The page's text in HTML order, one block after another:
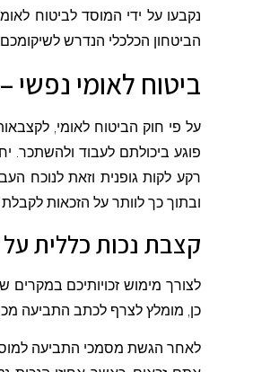
נקבעו על ידי המוסד לביטוח
הביטחון הכלכלי הנדרש לשיקומכם
ביטוח לאומי נפשי
על פי חוק הביטוח לאומי,
פוגע ביכולתם לעבוד ולהשתכר.
רקע לקות גופנית וזאת לנוכח
ובתוך כך לוותר על הזכאות
קצבת נכות כללית
לצורך מימוש זכויותיכם
כן, מומלץ לצרף לכתב התביעה
לאחר הגשת מסמכי התביעה למוסד